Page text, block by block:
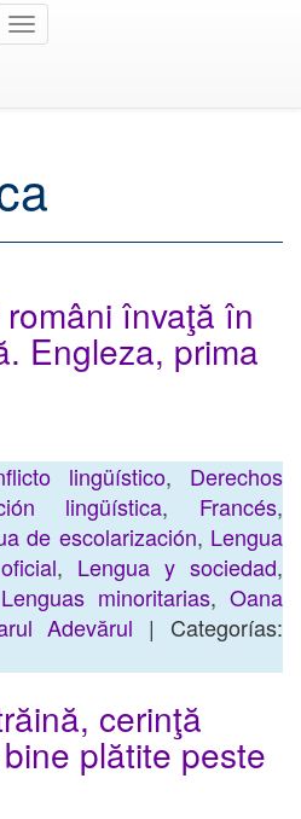
Toggle
învaţă în
Engleza, prima
lingüístico, Derechos
lingüística, Francés,
de escolarización, Lengua
, Lengua y sociedad,
Lenguas minoritarias, Oana
Adevărul | Categorías:
cerinţă
plătite peste